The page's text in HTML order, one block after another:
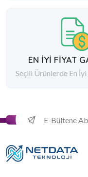
EN İYİ FİYAT
Seçili Ürünlerde En